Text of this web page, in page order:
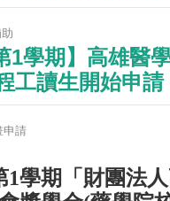
1學期】高雄醫
工讀生開始申請
申請
1學期「財團法